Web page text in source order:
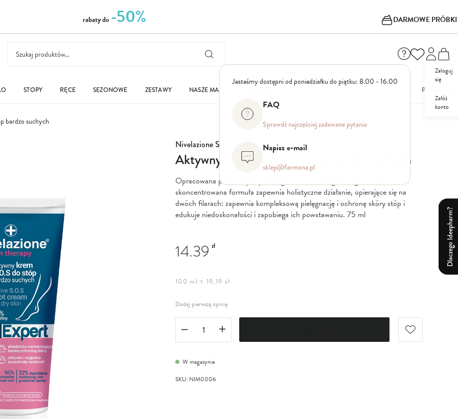
rabaty do -50% DARMOWE PRÓBKI
Jesteśmy dostępni od poniedziałku do piątku: 8.00 - 16.00
FAQ
Sprawdź najczęściej zadawane pytania
Napisz e-mail
sklep@farmona.pl
Zaloguj
się
Załóż
konto
Dlaczego Ideepharm?
STOPY RĘCE SEZONOWE ZESTAWY NASZE MARKI PROMOCJE
bardzo suchych
Nivelazione Skin Therapy
Aktywny krem S.O.S. do stóp bardzo suchych
Opracowana przez zespół podologów i dermatologów bogata, silnie
skoncentrowana formuła zapewnia holistyczne działanie, opierające się na
dwóch filarach: zapewnia kompleksową pielęgnację i ochronę skóry stóp i
edukuje niedoskonałości i zapobiega ich powstawaniu. 75 ml
14.39 zł
100 ml = 19,19 zł
Dodaj pierwszą opinię
W magazynie
SKU: NIM0006